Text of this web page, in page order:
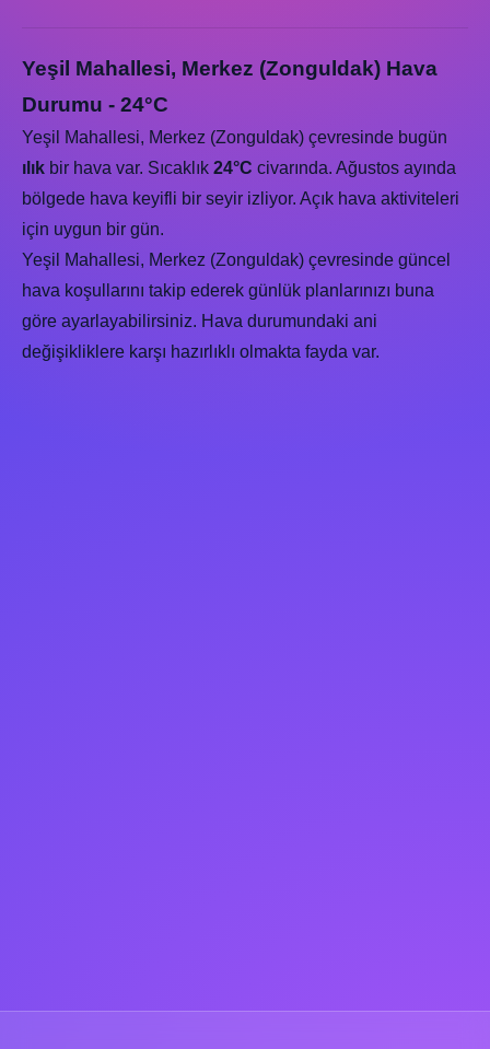
Yeşil Mahallesi, Merkez (Zonguldak) Hava
Durumu - 24°C
Yeşil Mahallesi, Merkez (Zonguldak) çevresinde bugün
ılık bir hava var. Sıcaklık 24°C civarında. Ağustos ayında
bölgede hava keyifli bir seyir izliyor. Açık hava aktiviteleri
için uygun bir gün.
Yeşil Mahallesi, Merkez (Zonguldak) çevresinde güncel
hava koşullarını takip ederek günlük planlarınızı buna
göre ayarlayabilirsiniz. Hava durumundaki ani
değişikliklere karşı hazırlıklı olmakta fayda var.